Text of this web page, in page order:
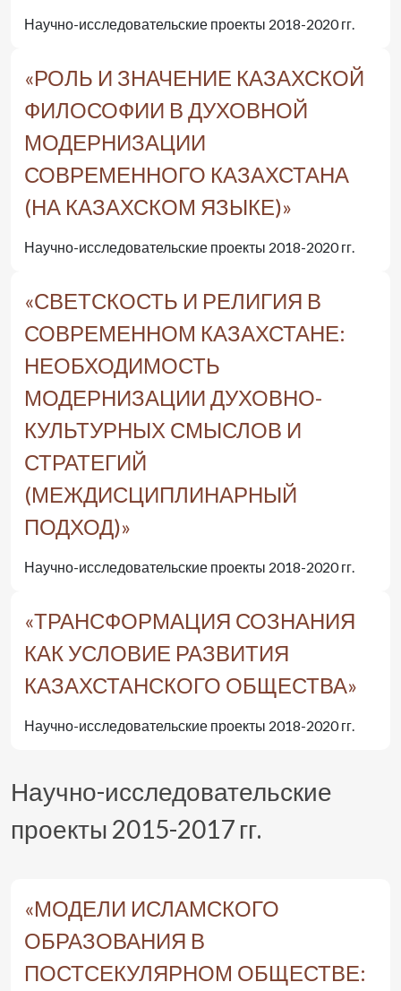
Научно-исследовательские проекты 2018-2020 гг.
«РОЛЬ И ЗНАЧЕНИЕ КАЗАХСКОЙ
ФИЛОСОФИИ В ДУХОВНОЙ
МОДЕРНИЗАЦИИ
СОВРЕМЕННОГО КАЗАХСТАНА
(НА КАЗАХСКОМ ЯЗЫКЕ)»
Научно-исследовательские проекты 2018-2020 гг.
«СВЕТСКОСТЬ И РЕЛИГИЯ В
СОВРЕМЕННОМ КАЗАХСТАНЕ:
НЕОБХОДИМОСТЬ
МОДЕРНИЗАЦИИ ДУХОВНО-
КУЛЬТУРНЫХ СМЫСЛОВ И
СТРАТЕГИЙ
(МЕЖДИСЦИПЛИНАРНЫЙ
ПОДХОД)»
Научно-исследовательские проекты 2018-2020 гг.
«ТРАНСФОРМАЦИЯ СОЗНАНИЯ
КАК УСЛОВИЕ РАЗВИТИЯ
КАЗАХСТАНСКОГО ОБЩЕСТВА»
Научно-исследовательские проекты 2018-2020 гг.
Научно-исследовательские
проекты 2015-2017 гг.
«МОДЕЛИ ИСЛАМСКОГО
ОБРАЗОВАНИЯ В
ПОСТСЕКУЛЯРНОМ ОБЩЕСТВЕ: